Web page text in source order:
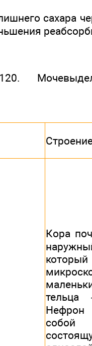
сахара
Кора
Нефрон